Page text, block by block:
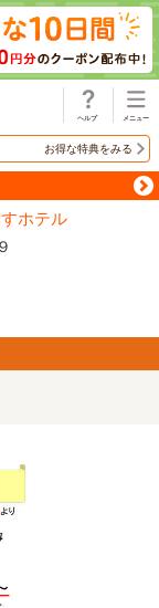
お得な特典をみる
ホテル